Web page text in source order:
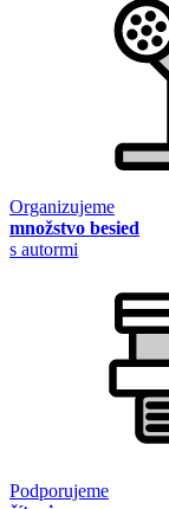
Organizujeme
množstvo besied
s autormi
Podporujeme